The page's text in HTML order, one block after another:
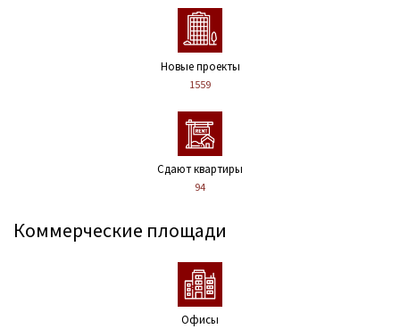
Новые проекты
1559
Сдают квартиры
94
Коммерческие площади
Офисы